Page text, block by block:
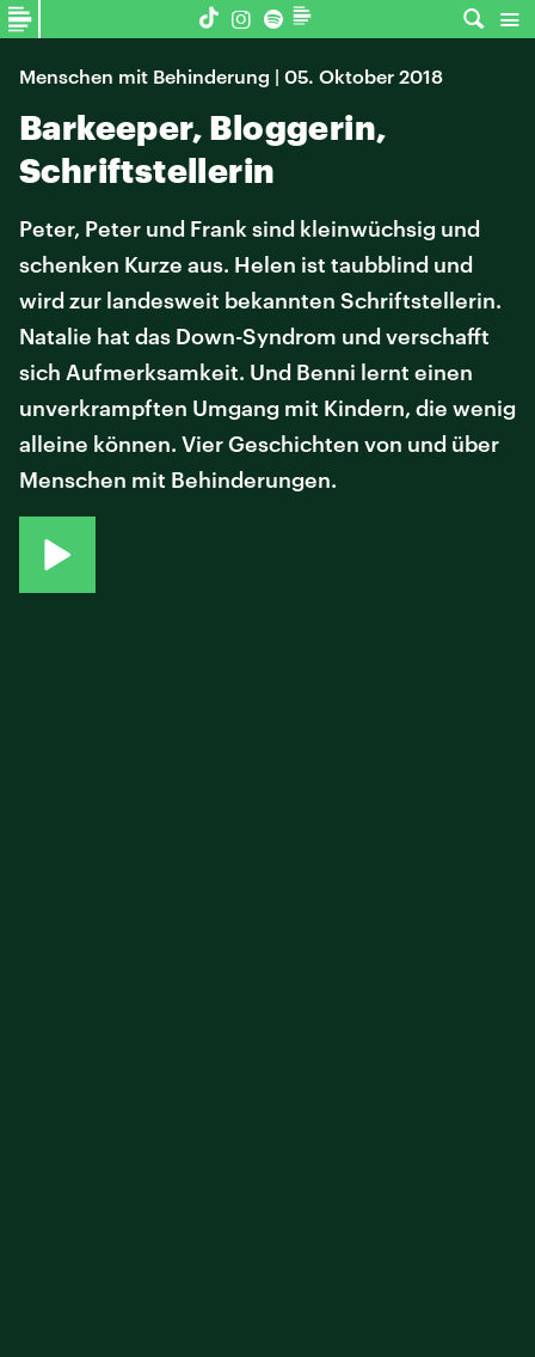
Menschen mit Behinderung | 05. Oktober 2018
Barkeeper, Bloggerin,
Schriftstellerin
Peter, Peter und Frank sind kleinwüchsig und
schenken Kurze aus. Helen ist taubblind und
wird zur landesweit bekannten Schriftstellerin.
Natalie hat das Down-Syndrom und verschafft
sich Aufmerksamkeit. Und Benni lernt einen
unverkrampften Umgang mit Kindern, die wenig
alleine können. Vier Geschichten von und über
Menschen mit Behinderungen.